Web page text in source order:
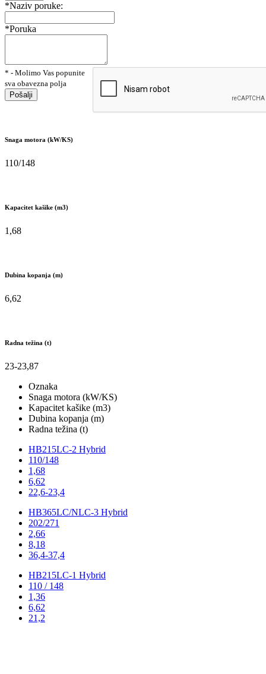
*Naziv poruke:
*Poruka
* - Molimo Vas popunite
sva obavezna polja
Pošalji
Snaga motora (kW/KS)
110/148
Kapacitet kašike (m3)
1,68
Dubina kopanja (m)
6,62
Radna težina (t)
23-23,87
Oznaka
Snaga motora (kW/KS)
Kapacitet kašike (m3)
Dubina kopanja (m)
Radna težina (t)
HB215LC-2 Hybrid
110/148
1,68
6,62
22,6-23,4
HB365LC/NLC-3 Hybrid
202/271
2,66
8,18
36,4-37,4
HB215LC-1 Hybrid
110 / 148
1,36
6,62
21,2